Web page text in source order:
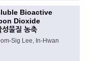
Bioactive
Dioxide
성물질 농축
Sig Lee, In-Hwan